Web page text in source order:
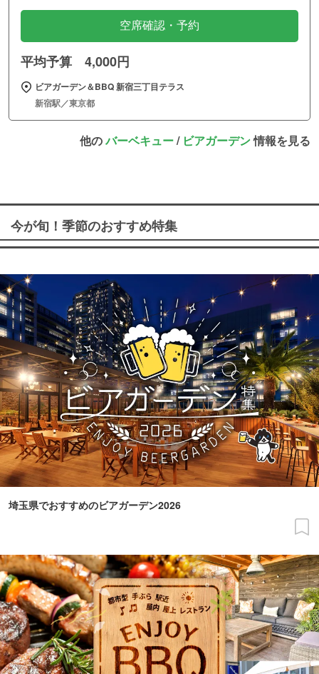
空席確認・予約
平均予算 4,000円
ビアガーデン＆BBQ 新宿三丁目テラス
新宿駅／東京都
他のバーベキュー/ ビアガーデン情報を見る
今が旬！季節のおすすめ特集
埼玉県でおすすめのビアガーデン2026